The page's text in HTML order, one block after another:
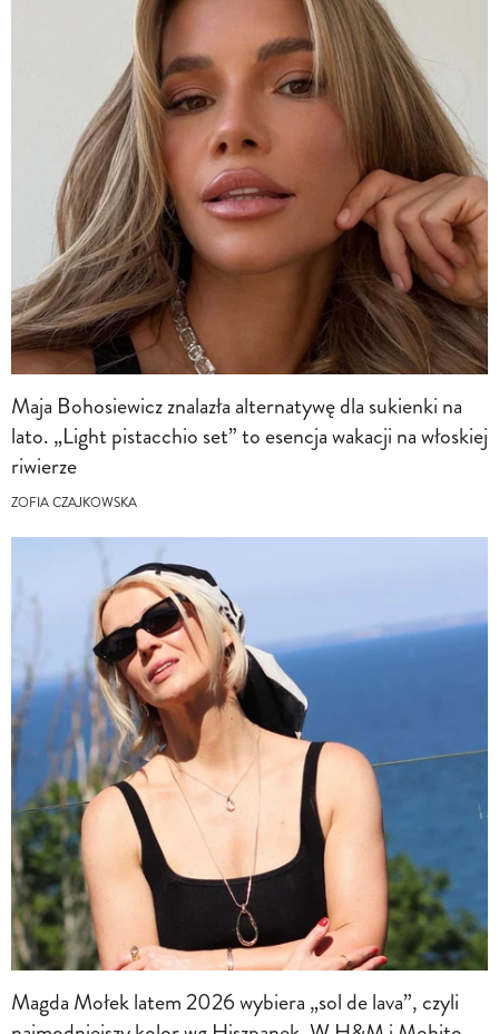
Maja Bohosiewicz znalazła alternatywę dla sukienki na
lato. „Light pistacchio set” to esencja wakacji na włoskiej
riwierze
ZOFIA CZAJKOWSKA
Magda Mołek latem 2026 wybiera „sol de lava”, czyli